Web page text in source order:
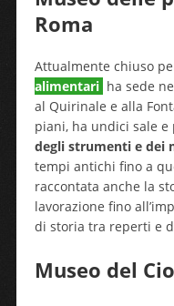
Roma
Attualmente chiuso
alimentari ha sede
al Quirinale e alla
piani, ha undici sale e
degli strumenti e dei
tempi antichi fino a
raccontata anche la
lavorazione fino
di storia tra reperti e
Museo del